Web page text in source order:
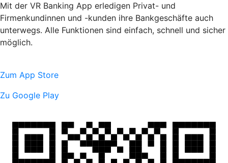
Mit der VR Banking App erledigen Privat- und
Firmenkundinnen und -kunden ihre Bankgeschäfte auch
unterwegs. Alle Funktionen sind einfach, schnell und sicher
möglich.
Zum App Store
Zu Google Play